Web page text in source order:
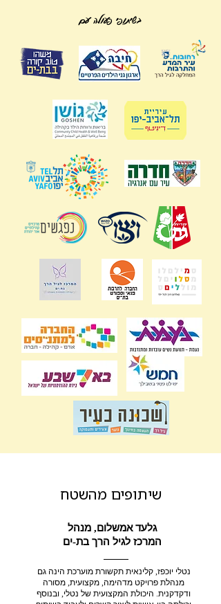
בשיתופי פעולה עם
שיתופים מהשטח
גלעד אמשלום, מנהל
המרכז לגיל הרך בת-ים
נטלי יוכפז, קלינאית תקשורת מוערכת הינה גם
מנהלת פרויקט מדהימה, מקצועית, מסורה
ודקדקנית. היכולת המקצועית של נטלי, ובנוסף